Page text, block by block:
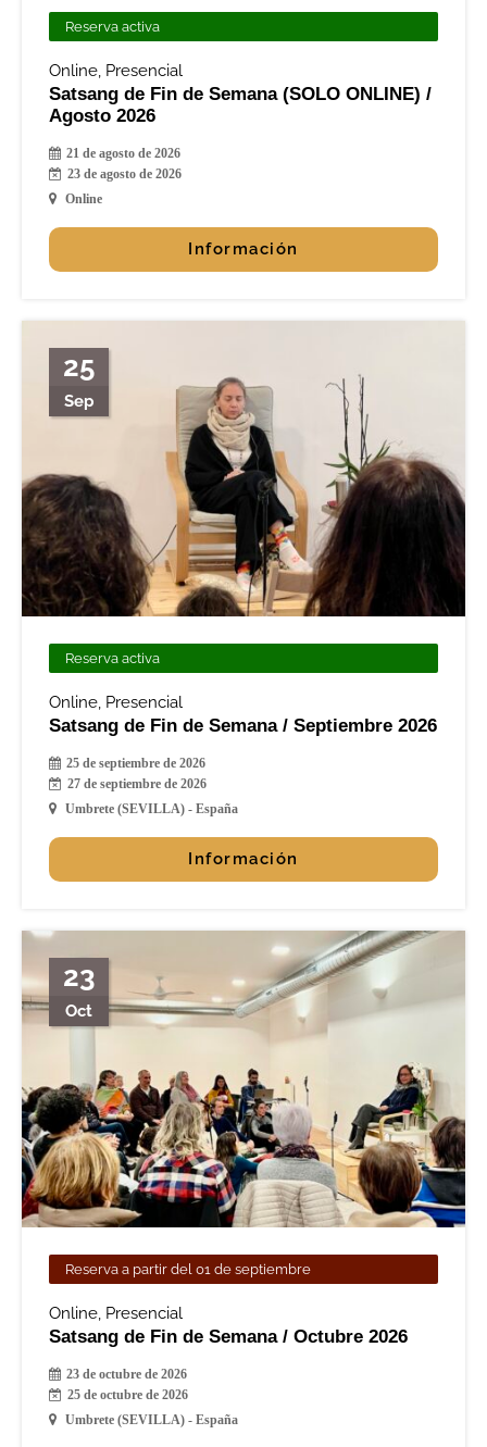
Reserva activa
Online, Presencial
Satsang de Fin de Semana (SOLO ONLINE) /
Agosto 2026
21 de agosto de 2026
23 de agosto de 2026
Online
Información
25
Sep
Reserva activa
Online, Presencial
Satsang de Fin de Semana / Septiembre 2026
25 de septiembre de 2026
27 de septiembre de 2026
Umbrete (SEVILLA) - España
Información
23
Oct
Reserva a partir del 01 de septiembre
Online, Presencial
Satsang de Fin de Semana / Octubre 2026
23 de octubre de 2026
25 de octubre de 2026
Umbrete (SEVILLA) - España